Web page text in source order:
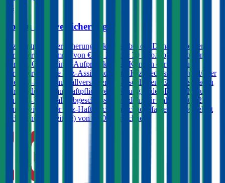
4,4
Donau Autoversicherung
Kfz-Haftpflichtversicherungen können bei der Donau mit einer
Versicherungssumme von € 10, 20 oder 30 Mio. abgeschlossen
werden. Gegen einen Aufpreis können Kunden der Donau
Versicherung eine Kfz-Assistance, eine Kfz-Rechtsschutz und/oder
eine Kfz-Insassenunfallversicherung abschließen. Ein Freischaden
kann in der Donau-Haftpflichtversicherung in den Bonus-Malus-
Stufen 0-3 ebenfalls abgeschlossen werden. Für Fahrer unter 23
Jahren wird in der Kfz-Haftpflicht im Schadenfall ein Selbstbehalt
(Schadenersatzbeitrag) von € 400 verrechnet.